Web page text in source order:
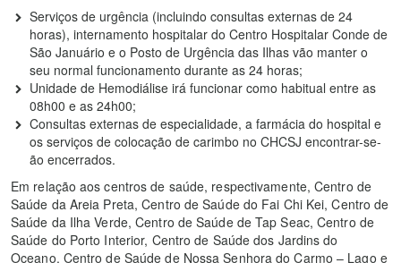
Serviços de urgência (incluindo consultas externas de 24
horas), internamento hospitalar do Centro Hospitalar Conde de
São Januário e o Posto de Urgência das Ilhas vão manter o
seu normal funcionamento durante as 24 horas;
Unidade de Hemodiálise irá funcionar como habitual entre as
08h00 e as 24h00;
Consultas externas de especialidade, a farmácia do hospital e
os serviços de colocação de carimbo no CHCSJ encontrar-se-
ão encerrados.
Em relação aos centros de saúde, respectivamente, Centro de
Saúde da Areia Preta, Centro de Saúde do Fai Chi Kei, Centro de
Saúde da Ilha Verde, Centro de Saúde de Tap Seac, Centro de
Saúde do Porto Interior, Centro de Saúde dos Jardins do
Oceano, Centro de Saúde de Nossa Senhora do Carmo – Lago e